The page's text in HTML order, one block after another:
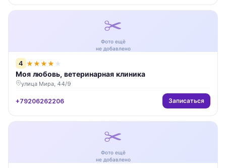
✂️
Фото ещё
не добавлено
4 ★★★★ ★
Моя любовь, ветеринарная клиника
улица Мира, 44/9
+79206262206 Записаться
✂️
Фото ещё
не добавлено